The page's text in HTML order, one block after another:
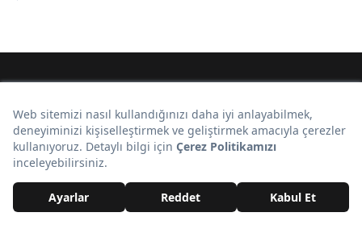
1948 Yılında Okullarda Okutulan İlkokul Görgü Kuralları Kitabı Hayran
Bıraktı
Çölün Ortasına Koydukları 2 Milyon Güneş Paneli Felaketi Yaşattı:
Askeri Üs Alarm Verdi
Tüm Araç Sahiplerini İlgilendiren Zorunlu Trafik Sigortası Primleri
Açıklandı: Ödemeyen Trafikten Men Edilecek